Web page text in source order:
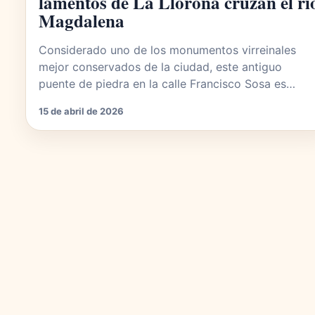
Magdalena
Considerado uno de los monumentos virreinales
mejor conservados de la ciudad, este antiguo
puente de piedra en la calle Francisco Sosa es…
15 de abril de 2026